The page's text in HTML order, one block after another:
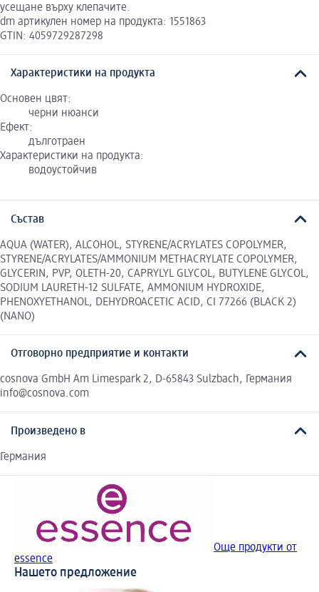
усещане върху клепачите.
dm артикулен номер на продукта: 1551863
GTIN: 4059729287298
Характеристики на продукта
Основен цвят:
черни нюанси
Ефект:
дълготраен
Характеристики на продукта:
водоустойчив
Състав
AQUA (WATER), ALCOHOL, STYRENE/ACRYLATES COPOLYMER,
STYRENE/ACRYLATES/AMMONIUM METHACRYLATE COPOLYMER,
GLYCERIN, PVP, OLETH-20, CAPRYLYL GLYCOL, BUTYLENE GLYCOL,
SODIUM LAURETH-12 SULFATE, AMMONIUM HYDROXIDE,
PHENOXYETHANOL, DEHYDROACETIC ACID, CI 77266 (BLACK 2)
(NANO)
Отговорно предприятие и контакти
cosnova GmbH Am Limespark 2, D-65843 Sulzbach, Германия
info@cosnova.com
Произведено в
Германия
Още продукти от
essence
Нашето предложение